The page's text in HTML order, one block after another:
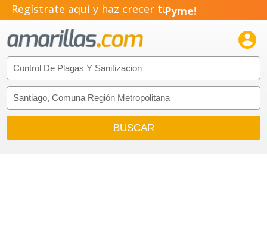
Regístrate aquí y haz crecer tuPyme!
Emprendimiento!
